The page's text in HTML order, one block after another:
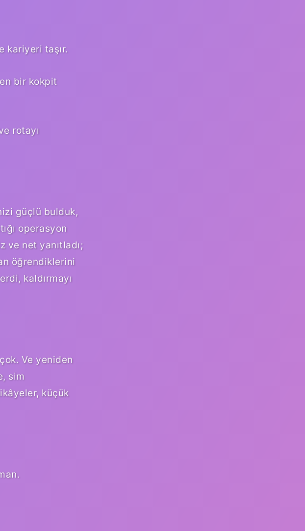
kariyeri taşır.
bir kokpit
rotayı
güçlü bulduk,
operasyon
ve net yanıtladı;
öğrendiklerini
kaldırmayı
Ve yeniden
sim
küçük